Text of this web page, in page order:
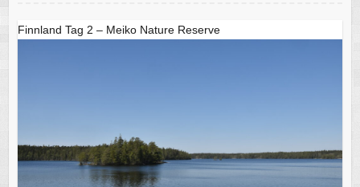
Finnland Tag 2 – Meiko Nature Reserve